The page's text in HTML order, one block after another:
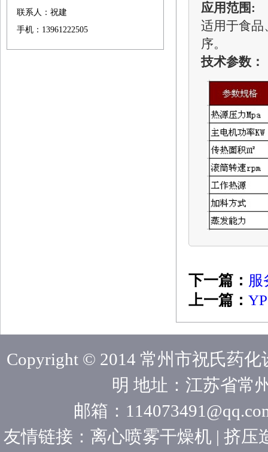
联系人：祝建
手机：13961222505
应用范围:
适用于食品
序。
技术参数：
下一篇： 服
上一篇：
Copyright © 2014 常州市祝氏药
明 地址：江苏省常
邮箱：
友情链接： 离心喷雾干燥机 | 挤压